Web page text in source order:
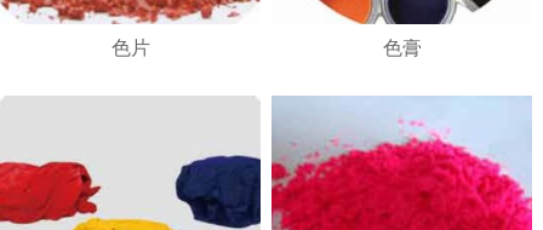
色片 色膏